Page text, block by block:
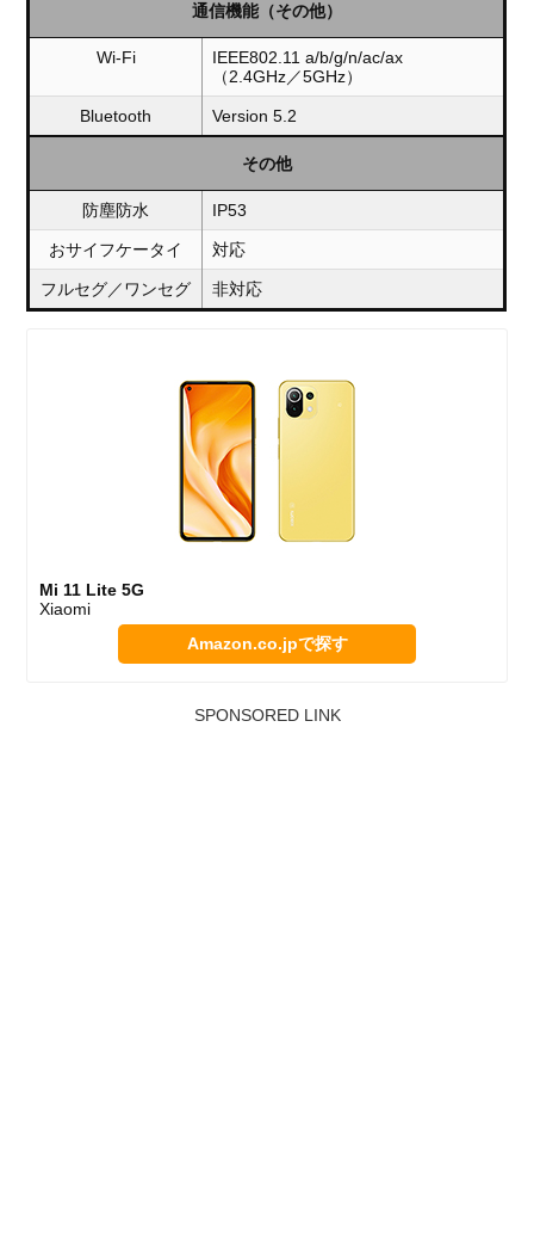
通信機能（その他）
Wi-Fi
IEEE802.11 a/b/g/n/ac/ax
（2.4GHz／5GHz）
Bluetooth Version 5.2
その他
防塵防水 IP53
おサイフケータイ 対応
フルセグ／ワンセグ 非対応
Mi 11 Lite 5G
Xiaomi
Amazon.co.jpで探す
SPONSORED LINK